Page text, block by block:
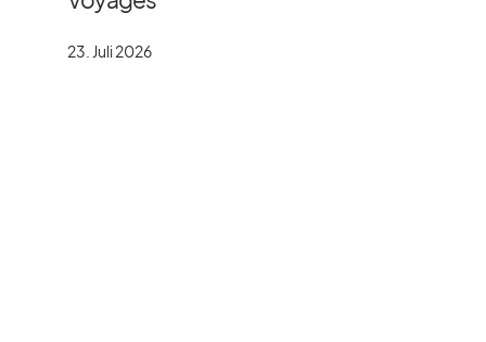
23. Juli 2026